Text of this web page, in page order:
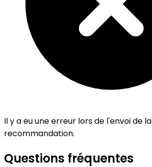
Il y a eu une erreur lors de l'envoi de la
recommandation.
Questions fréquentes